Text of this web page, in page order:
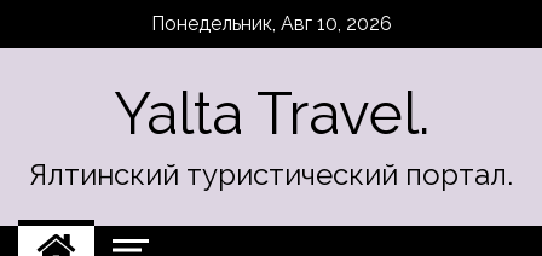
Понедельник, Авг 10, 2026
Yalta Travel.
Ялтинский туристический портал.